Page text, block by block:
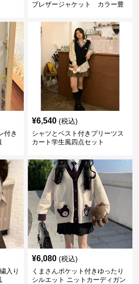
ブレザージャケット カラー豊
付き
¥6,540 (税込)
シャツとベスト付きプリーツス
カート学生風四点セット
入り
¥6,080 (税込)
くまさんポケット付きゆったり
シルエット ニットカーディガン